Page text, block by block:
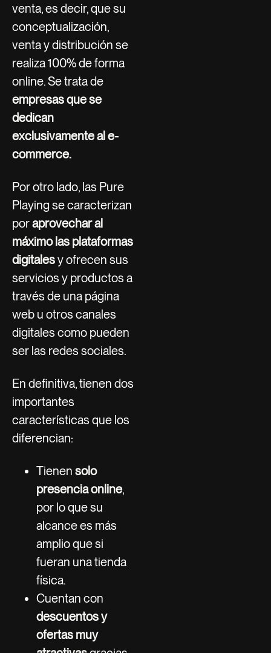
venta, es decir, que su
conceptualización,
venta y distribución se
realiza 100% de forma
online. Se trata de
empresas que se
dedican
exclusivamente al e-
commerce.
Por otro lado, las Pure
Playing se caracterizan
poraprovechar al
máximo las plataformas
digitalesy ofrecen sus
servicios y productos a
través de una página
web u otros canales
digitales como pueden
ser las redes sociales.
En definitiva, tienen dos
importantes
características que los
diferencian:
Tienen solo
presencia online,
por lo que su
alcance es más
amplio que si
fueran una tienda
física.
Cuentan con
descuentos y
ofertas muy